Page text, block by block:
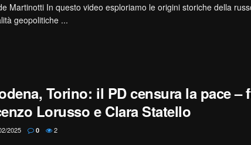
Martinotti In questo video esploriamo le origini storiche della
geopolitiche ...
Torino: il PD censura la pace –
Lorusso e Clara Statello
2025 0 2